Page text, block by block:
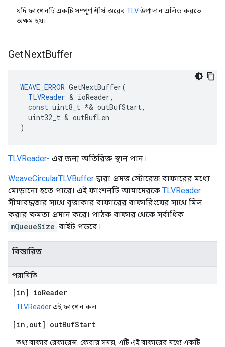
যদি ফাংশনটি একটি সম্পূর্ণ শীর্ষ-স্তরেরTLVউপাদান এলিড করতে
অক্ষম হয়।
GetNextBuffer
WEAVE_ERROR GetNextBuffer(
TLVReader & ioReader,
const uint8_t *& outBufStart,
uint32_t & outBufLen
)
TLVReader- এর জন্য অতিরিক্ত স্থান পান।
WeaveCircularTLVBuffer দ্বারা প্রদত্ত স্টোরেজ বাফারের মধ্যে
মোড়ানো হতে পারে। এই ফাংশনটি আমাদেরকে TLVReader
সীমাবদ্ধতার সাথে বৃত্তাকার বাফারের বাফারিংয়ের সাথে মিল
করার ক্ষমতা প্রদান করে। পাঠক বাফার থেকে সর্বাধিক
mQueueSize বাইট পড়বে।
বিস্তারিত
পরামিতি
[in] ioReader
TLVReaderএই ফাংশন কল.
[in , out] outBufStart
তথ্য বাফার রেফারেন্স. ফেরার সময়, এটি এই বাফারের মধ্যে একটি